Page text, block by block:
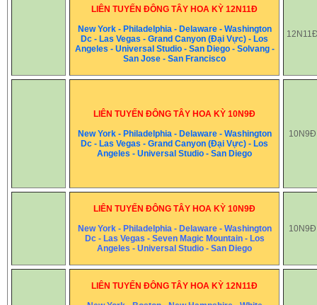
LIÊN TUYẾN ĐÔNG TÂY HOA KỲ 12N11Đ
New York - Philadelphia - Delaware - Washington
Dc - Las Vegas - Grand Canyon (Đại Vực) - Los
Angeles - Universal Studio - San Diego - Solvang -
San Jose - San Francisco
LIÊN TUYẾN ĐÔNG TÂY HOA KỲ 10N9Đ
New York - Philadelphia - Delaware - Washington
Dc - Las Vegas - Grand Canyon (Đại Vực) - Los
Angeles - Universal Studio - San Diego
10N9Đ
LIÊN TUYẾN ĐÔNG TÂY HOA KỲ 10N9Đ
New York - Philadelphia - Delaware - Washington
Dc - Las Vegas - Seven Magic Mountain - Los
Angeles - Universal Studio - San Diego
10N9Đ
LIÊN TUYẾN ĐÔNG TÂY HOA KỲ 12N11Đ